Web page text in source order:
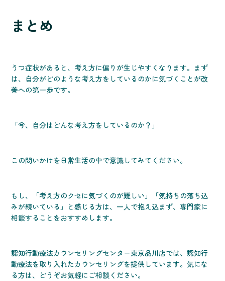
まとめ
うつ症状があると、考え方に偏りが生じやすくなります。まず
は、自分がどのような考え方をしているのかに気づくことが改
善への第一歩です。
「今、自分はどんな考え方をしているのか？」
この問いかけを日常生活の中で意識してみてください。
もし、「考え方のクセに気づくのが難しい」「気持ちの落ち込
みが続いている」と感じる方は、一人で抱え込まず、専門家に
相談することをおすすめします。
認知行動療法カウンセリングセンター東京品川店では、認知行
動療法を取り入れたカウンセリングを提供しています。気にな
る方は、どうぞお気軽にご相談ください。